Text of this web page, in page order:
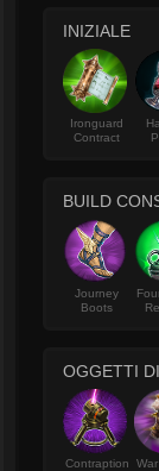
INIZIALE
Ironguard
Contract
BUILD
Journey
Boots
OGGETTI
Contraption